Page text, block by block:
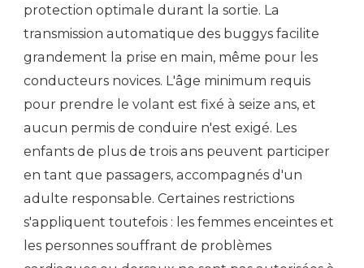
protection optimale durant la sortie. La
transmission automatique des buggys facilite
grandement la prise en main, même pour les
conducteurs novices. L'âge minimum requis
pour prendre le volant est fixé à seize ans, et
aucun permis de conduire n'est exigé. Les
enfants de plus de trois ans peuvent participer
en tant que passagers, accompagnés d'un
adulte responsable. Certaines restrictions
s'appliquent toutefois : les femmes enceintes et
les personnes souffrant de problèmes